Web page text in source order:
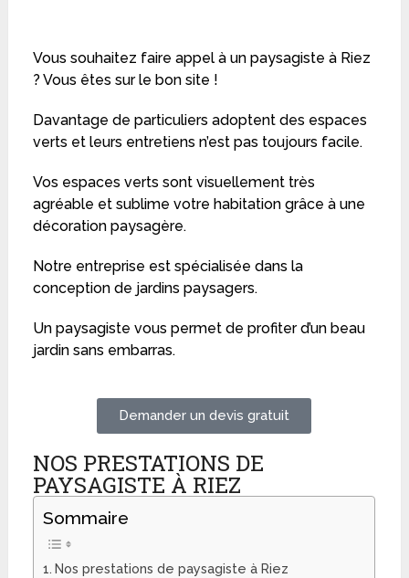
Vous souhaitez faire appel à un paysagiste à Riez
? Vous êtes sur le bon site !
Davantage de particuliers adoptent des espaces
verts et leurs entretiens n’est pas toujours facile.
Vos espaces verts sont visuellement très
agréable et sublime votre habitation grâce à une
décoration paysagère.
Notre entreprise est spécialisée dans la
conception de jardins paysagers.
Un paysagiste vous permet de profiter d’un beau
jardin sans embarras.
Demander un devis gratuit
NOS PRESTATIONS DE
PAYSAGISTE À RIEZ
Sommaire
Nos prestations de paysagiste à Riez